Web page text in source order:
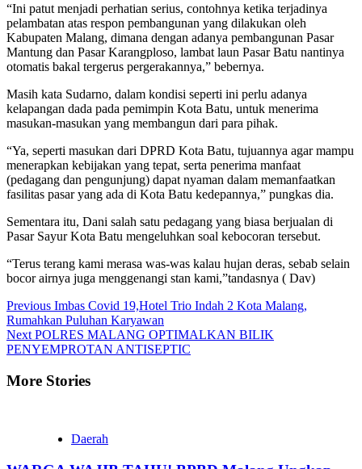
“Ini patut menjadi perhatian serius, contohnya ketika terjadinya
pelambatan atas respon pembangunan yang dilakukan oleh
Kabupaten Malang, dimana dengan adanya pembangunan Pasar
Mantung dan Pasar Karangploso, lambat laun Pasar Batu nantinya
otomatis bakal tergerus pergerakannya,” bebernya.
Masih kata Sudarno, dalam kondisi seperti ini perlu adanya
kelapangan dada pada pemimpin Kota Batu, untuk menerima
masukan-masukan yang membangun dari para pihak.
“Ya, seperti masukan dari DPRD Kota Batu, tujuannya agar mampu
menerapkan kebijakan yang tepat, serta penerima manfaat
(pedagang dan pengunjung) dapat nyaman dalam memanfaatkan
fasilitas pasar yang ada di Kota Batu kedepannya,” pungkas dia.
Sementara itu, Dani salah satu pedagang yang biasa berjualan di
Pasar Sayur Kota Batu mengeluhkan soal kebocoran tersebut.
“Terus terang kami merasa was-was kalau hujan deras, sebab selain
bocor airnya juga menggenangi stan kami,”tandasnya ( Dav)
Continue
Reading
Previous Imbas Covid 19,Hotel Trio Indah 2 Kota Malang,
Rumahkan Puluhan Karyawan
Next POLRES MALANG OPTIMALKAN BILIK
PENYEMPROTAN ANTISEPTIC
More Stories
Daerah